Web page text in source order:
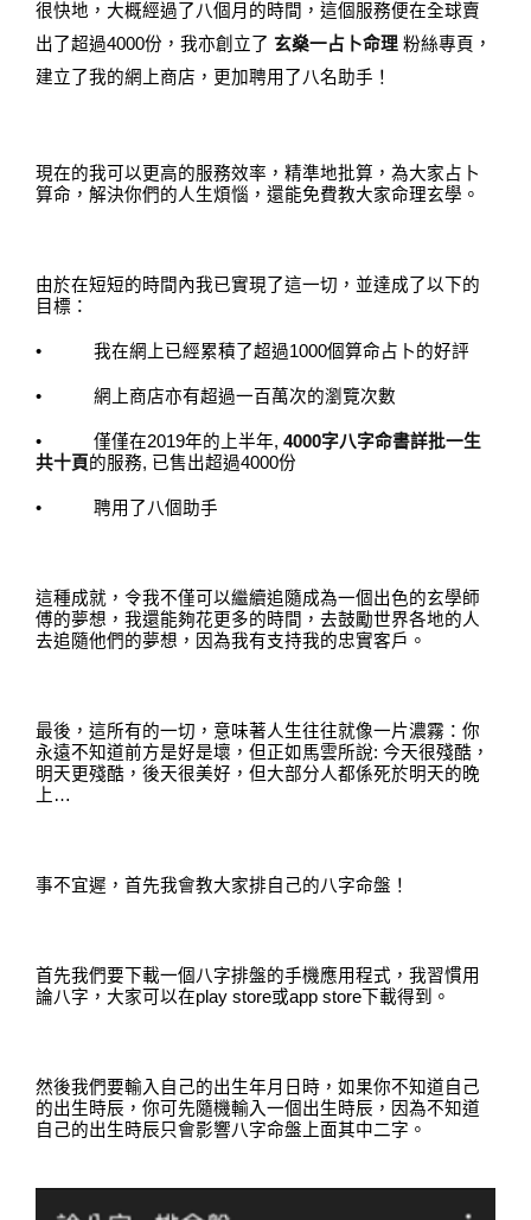
很快地 ， 大概經過了八個月的時間 ， 這個服務便在全球賣
出了超過4000份 ， 我亦創立了 玄燊一占卜命理 粉絲專頁 ，
建立了我的網上商店 ， 更加聘用了八名助手 ！
現在的我可以更高的服務效率 ， 精準地批算，為大家占卜
算命 ， 解決你們的人生煩惱，還能免費教大家命理玄學。
由於在短短的時間內我已實現了這一切，並達成了以下的
目標：
• 我在網上已經累積了超過1000個算命占卜的好評
• 網上商店亦有超過一百萬次的瀏覽次數
• 僅僅在2019年的上半年, 4000字八字命書詳批一生
共十頁的服務, 已售出超過4000份
• 聘用了八個助手
這種成就 ， 令我不僅可以繼續追隨成為一個出色的玄學師
傅的夢想 ， 我還能夠花更多的時間 ， 去鼓勵世界各地的人
去追隨他們的夢想 ， 因為我有支持我的忠實客戶 。
最後 ， 這所有的一切 ， 意味著人生往往就像一片濃霧 ： 你
永遠不知道前方是好是壞 ， 但正如馬雲所說: 今天很殘酷 ，
明天更殘酷 ， 後天很美好 ， 但大部分人都係死於明天的晚
上 …
事不宜遲，首先我會教大家排自己的八字命盤 ！
首先我們要下載一個八字排盤的手機應用程式，我習慣用
論八字 ， 大家可以在play store或app store下載得到 。
然後我們要輸入自己的出生年月日時 ， 如果你不知道自己
的出生時辰，你可先隨機輸入一個出生時辰，因為不知道
自己的出生時辰只會影響八字命盤上面其中二字。